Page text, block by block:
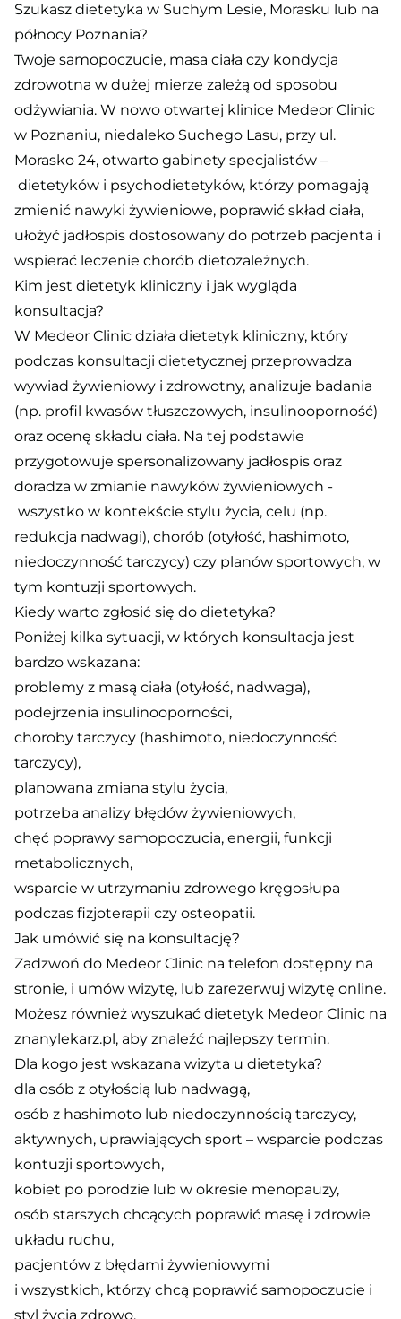
Szukasz dietetyka w Suchym Lesie, Morasku lub na
północy Poznania?
Twoje samopoczucie, masa ciała czy kondycja
zdrowotna w dużej mierze zależą od sposobu
odżywiania. W nowo otwartej klinice Medeor Clinic
w Poznaniu, niedaleko Suchego Lasu, przy ul.
Morasko 24, otwarto gabinety specjalistów –
dietetyków i psychodietetyków, którzy pomagają
zmienić nawyki żywieniowe, poprawić skład ciała,
ułożyć jadłospis dostosowany do potrzeb pacjenta i
wspierać leczenie chorób dietozależnych.
Kim jest dietetyk kliniczny i jak wygląda
konsultacja?
W Medeor Clinic działa dietetyk kliniczny, który
podczas konsultacji dietetycznej przeprowadza
wywiad żywieniowy i zdrowotny, analizuje badania
(np. profil kwasów tłuszczowych, insulinooporność)
oraz ocenę składu ciała. Na tej podstawie
przygotowuje spersonalizowany jadłospis oraz
doradza w zmianie nawyków żywieniowych -
wszystko w kontekście stylu życia, celu (np.
redukcja nadwagi), chorób (otyłość, hashimoto,
niedoczynność tarczycy) czy planów sportowych, w
tym kontuzji sportowych.
Kiedy warto zgłosić się do dietetyka?
Poniżej kilka sytuacji, w których konsultacja jest
bardzo wskazana:
problemy z masą ciała (otyłość, nadwaga),
podejrzenia insulinooporności,
choroby tarczycy (hashimoto, niedoczynność
tarczycy),
planowana zmiana stylu życia,
potrzeba analizy błędów żywieniowych,
chęć poprawy samopoczucia, energii, funkcji
metabolicznych,
wsparcie w utrzymaniu zdrowego kręgosłupa
podczas fizjoterapii czy osteopatii.
Jak umówić się na konsultację?
Zadzwoń do Medeor Clinic na telefon dostępny na
stronie, i umów wizytę, lub zarezerwuj wizytę online.
Możesz również wyszukać dietetyk Medeor Clinic na
znanylekarz.pl, aby znaleźć najlepszy termin.
Dla kogo jest wskazana wizyta u dietetyka?
dla osób z otyłością lub nadwagą,
osób z hashimoto lub niedoczynnością tarczycy,
aktywnych, uprawiających sport – wsparcie podczas
kontuzji sportowych,
kobiet po porodzie lub w okresie menopauzy,
osób starszych chcących poprawić masę i zdrowie
układu ruchu,
pacjentów z błędami żywieniowymi
i wszystkich, którzy chcą poprawić samopoczucie i
styl życia zdrowo.